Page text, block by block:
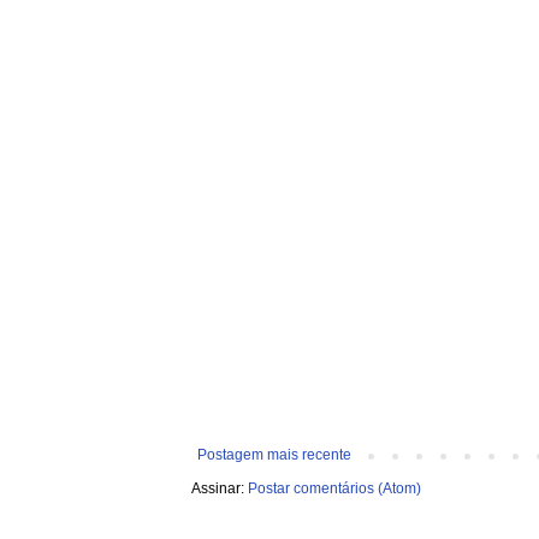
Postagem mais recente
Assinar: Postar comentários (Atom)